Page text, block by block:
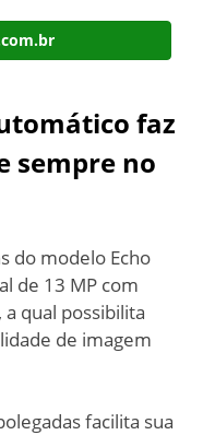
faz
sempre no
do modelo Echo
de 13 MP com
qual possibilita
de imagem
facilita sua